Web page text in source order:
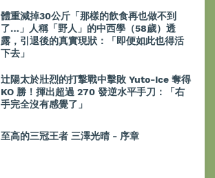
體重減掉30公斤「那樣的飲食再也做不到
了…」人稱「野人」的中西學（58歲）透
露，引退後的真實現狀：「即便如此也得活
下去」
辻陽太於壯烈的打撃戰中擊敗 Yuto-Ice 奪得
KO 勝！揮出超過 270 發逆水平手刀：「右
手完全沒有感覺了」
至高的三冠王者 三澤光晴 - 序章